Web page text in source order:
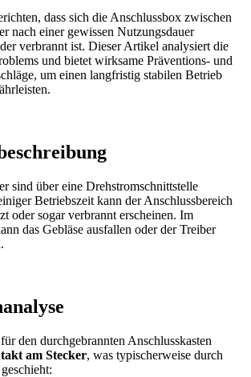
dass sich die Anschlussbox zwischen
nach einer gewissen Nutzungsdauer
verbrannt ist. Dieser Artikel analysiert die
und bietet wirksame Präventions- und
um einen langfristig stabilen Betrieb
sind über eine Drehstromschnittstelle
Betriebszeit kann der Anschlussbereich
oder sogar verbrannt erscheinen. Im
das Gebläse ausfallen oder der Treiber
den durchgebrannten Anschlusskasten
am Stecker, was typischerweise durch